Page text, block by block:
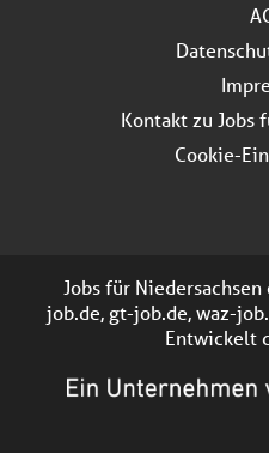
Kontakt zu Jobs
Cookie-
Jobs für
job.de, gt-job.de, waz-
Entwickelt